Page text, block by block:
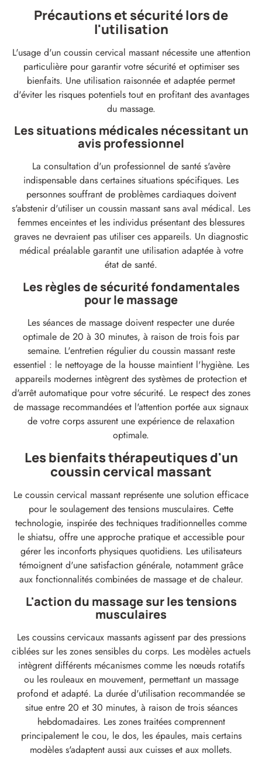
Précautions et sécurité lors de
l'utilisation
L'usage d'un coussin cervical massant nécessite une attention
particulière pour garantir votre sécurité et optimiser ses
bienfaits. Une utilisation raisonnée et adaptée permet
d'éviter les risques potentiels tout en profitant des avantages
du massage.
Les situations médicales nécessitant un
avis professionnel
La consultation d'un professionnel de santé s'avère
indispensable dans certaines situations spécifiques. Les
personnes souffrant de problèmes cardiaques doivent
s'abstenir d'utiliser un coussin massant sans aval médical. Les
femmes enceintes et les individus présentant des blessures
graves ne devraient pas utiliser ces appareils. Un diagnostic
médical préalable garantit une utilisation adaptée à votre
état de santé.
Les règles de sécurité fondamentales
pour le massage
Les séances de massage doivent respecter une durée
optimale de 20 à 30 minutes, à raison de trois fois par
semaine. L'entretien régulier du coussin massant reste
essentiel : le nettoyage de la housse maintient l'hygiène. Les
appareils modernes intègrent des systèmes de protection et
d'arrêt automatique pour votre sécurité. Le respect des zones
de massage recommandées et l'attention portée aux signaux
de votre corps assurent une expérience de relaxation
optimale.
Les bienfaits thérapeutiques d'un
coussin cervical massant
Le coussin cervical massant représente une solution efficace
pour le soulagement des tensions musculaires. Cette
technologie, inspirée des techniques traditionnelles comme
le shiatsu, offre une approche pratique et accessible pour
gérer les inconforts physiques quotidiens. Les utilisateurs
témoignent d'une satisfaction générale, notamment grâce
aux fonctionnalités combinées de massage et de chaleur.
L'action du massage sur les tensions
musculaires
Les coussins cervicaux massants agissent par des pressions
ciblées sur les zones sensibles du corps. Les modèles actuels
intègrent différents mécanismes comme les nœuds rotatifs
ou les rouleaux en mouvement, permettant un massage
profond et adapté. La durée d'utilisation recommandée se
situe entre 20 et 30 minutes, à raison de trois séances
hebdomadaires. Les zones traitées comprennent
principalement le cou, le dos, les épaules, mais certains
modèles s'adaptent aussi aux cuisses et aux mollets.